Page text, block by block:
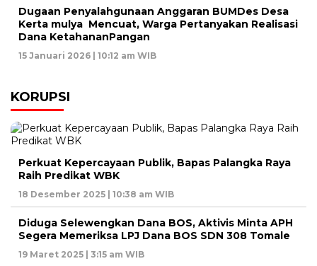
Dugaan Penyalahgunaan Anggaran BUMDes Desa
Kerta mulya Mencuat, Warga Pertanyakan Realisasi
Dana KetahananPangan
15 Januari 2026 | 10:12 am WIB
KORUPSI
Perkuat Kepercayaan Publik, Bapas Palangka Raya
Raih Predikat WBK
18 Desember 2025 | 10:38 am WIB
Diduga Selewengkan Dana BOS, Aktivis Minta APH
Segera Memeriksa LPJ Dana BOS SDN 308 Tomale
19 Maret 2025 | 3:15 am WIB